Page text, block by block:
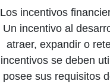
Los incentivos
Un incentivo al
atraer, expandir o
incentivos se deben
posee sus requisitos